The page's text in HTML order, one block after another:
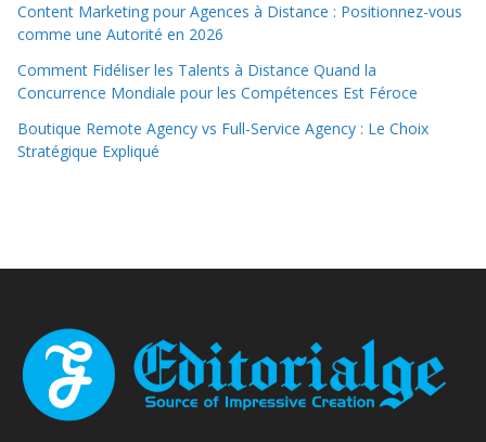
Content Marketing pour Agences à Distance : Positionnez-vous
comme une Autorité en 2026
Comment Fidéliser les Talents à Distance Quand la
Concurrence Mondiale pour les Compétences Est Féroce
Boutique Remote Agency vs Full-Service Agency : Le Choix
Stratégique Expliqué